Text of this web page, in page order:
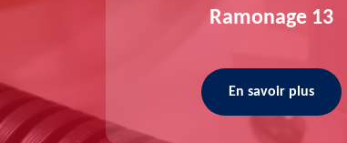
13 Ramonage 13
En savoir plus